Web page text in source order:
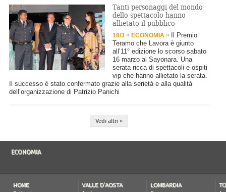
Tanti personaggi del mondo
dello spettacolo hanno
allietato il pubblico
18/3 ECONOMIA
Il Premio
Teramo che Lavora è giunto
all’11° edizione lo scorso sabato
16 marzo al Sayonara. Una
serata ricca di spettacoli e ospiti
vip che hanno allietato la serata.
Il successo è stato confermato grazie alla serietà e alla qualità
dell’organizzazione di Patrizio Panichi
Vedi altri »